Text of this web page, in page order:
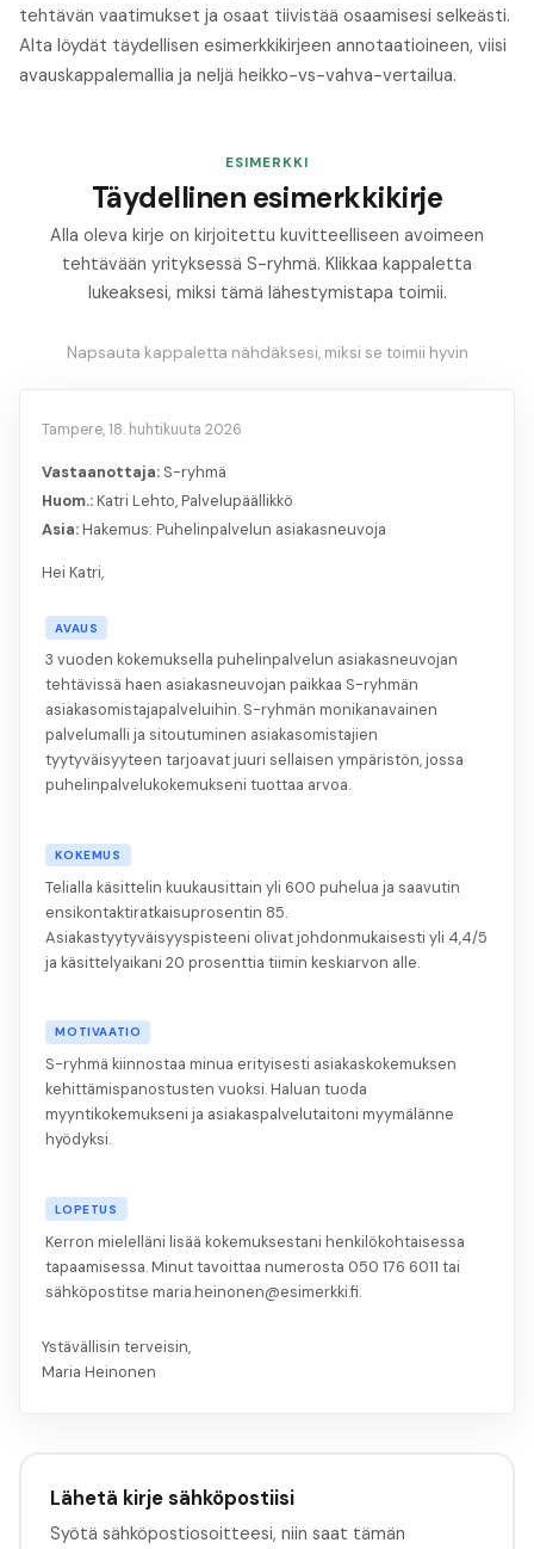
tehtävän vaatimukset ja osaat tiivistää osaamisesi selkeästi.
Alta löydät täydellisen esimerkkikirjeen annotaatioineen, viisi
avauskappalemallia ja neljä heikko-vs-vahva-vertailua.
ESIMERKKI
Täydellinen esimerkkikirje
Alla oleva kirje on kirjoitettu kuvitteelliseen avoimeen
tehtävään yrityksessä S-ryhmä. Klikkaa kappaletta
lukeaksesi, miksi tämä lähestymistapa toimii.
Napsauta kappaletta nähdäksesi, miksi se toimii hyvin
Tampere, 18. huhtikuuta 2026
Vastaanottaja: S-ryhmä
Huom.: Katri Lehto, Palvelupäällikkö
Asia: Hakemus: Puhelinpalvelun asiakasneuvoja
Hei Katri,
AVAUS
3 vuoden kokemuksella puhelinpalvelun asiakasneuvojan
tehtävissä haen asiakasneuvojan paikkaa S-ryhmän
asiakasomistajapalveluihin. S-ryhmän monikanavainen
palvelumalli ja sitoutuminen asiakasomistajien
tyytyväisyyteen tarjoavat juuri sellaisen ympäristön, jossa
puhelinpalvelukokemukseni tuottaa arvoa.
KOKEMUS
Telialla käsittelin kuukausittain yli 600 puhelua ja saavutin
ensikontaktiratkaisuprosentin 85.
Asiakastyytyväisyyspisteeni olivat johdonmukaisesti yli 4,4/5
ja käsittelyaikani 20 prosenttia tiimin keskiarvon alle.
MOTIVAATIO
S-ryhmä kiinnostaa minua erityisesti asiakaskokemuksen
kehittämispanostusten vuoksi. Haluan tuoda
myyntikokemukseni ja asiakaspalvelutaitoni myymälänne
hyödyksi.
LOPETUS
Kerron mielelläni lisää kokemuksestani henkilökohtaisessa
tapaamisessa. Minut tavoittaa numerosta 050 176 6011 tai
sähköpostitse maria.heinonen@esimerkki.fi.
Ystävällisin terveisin,
Maria Heinonen
Lähetä kirje sähköpostiisi
Syötä sähköpostiosoitteesi, niin saat tämän